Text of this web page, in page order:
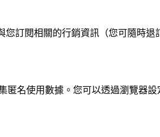
訂閱相關的行銷資訊（您可隨時退
匿名使用數據。您可以透過瀏覽器設